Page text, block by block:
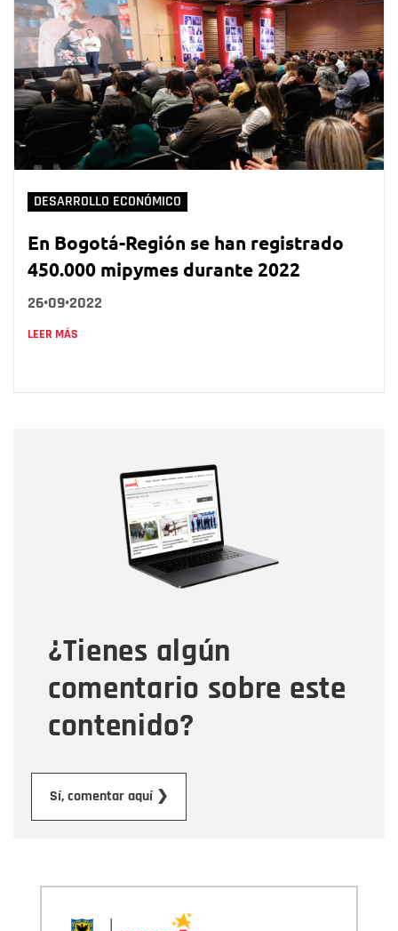
DESARROLLO ECONÓMICO
En Bogotá-Región se han registrado
450.000 mipymes durante 2022
26•09•2022
LEER MÁS
¿Tienes algún
comentario sobre este
contenido?
Sí, comentar aquí ❯
Correo electrónico
Tipo de comentario
Mensaje